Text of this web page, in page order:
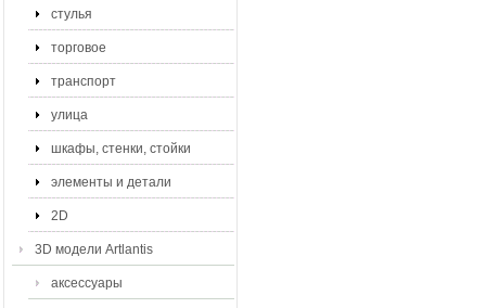
стулья
торговое
транспорт
улица
шкафы, стенки, стойки
элементы и детали
2D
3D модели Artlantis
аксессуары